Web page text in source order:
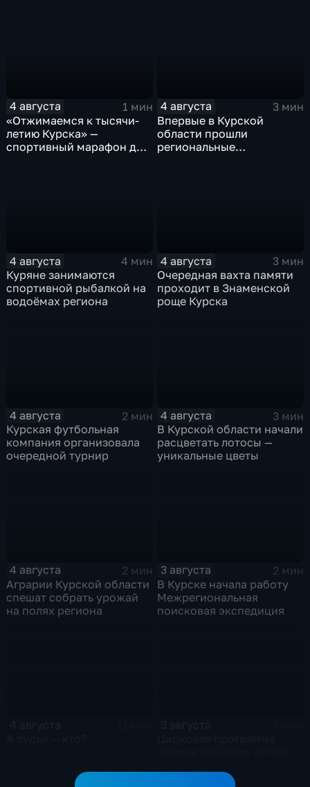
4 августа
1 мин
«Отжимаемся к тысячи-
летию Курска» —
спортивный марафон для
4 августа
3 мин
Впервые в Курской
области прошли
региональные
4 августа
4 мин
Куряне занимаются
спортивной рыбалкой на
водоёмах региона
4 августа
3 мин
Очередная вахта памяти
проходит в Знаменской
роще Курска
4 августа
2 мин
Курская футбольная
компания организовала
очередной турнир
4 августа
3 мин
В Курской области начали
расцветать лотосы —
уникальные цветы
4 августа
2 мин
Аграрии Курской области
спешат собрать урожай
на полях региона
3 августа
2 мин
В Курске начала работу
Межрегиональная
поисковая экспедиция